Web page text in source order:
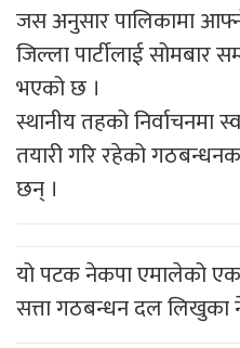
जस अनुसार पालिकामा
जिल्ला पार्टीलाई सोमबार
भएको छ ।
स्थानीय तहको निर्वाचनमा
तयारी गरि रहेको
छन् ।
यो पटक नेकपा एमालेको
सत्ता गठबन्धन दल लिखुका